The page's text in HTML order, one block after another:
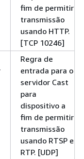
fim de permitir
transmissão
usando HTTP.
[TCP 10246]
Regra de
entrada para o
servidor Cast
para
dispositivo a
fim de permitir
transmissão
usando RTSP e
RTP. [UDP]